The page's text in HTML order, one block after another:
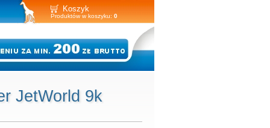
Koszyk
Produktów w koszyku: 0
JetWorld 9k